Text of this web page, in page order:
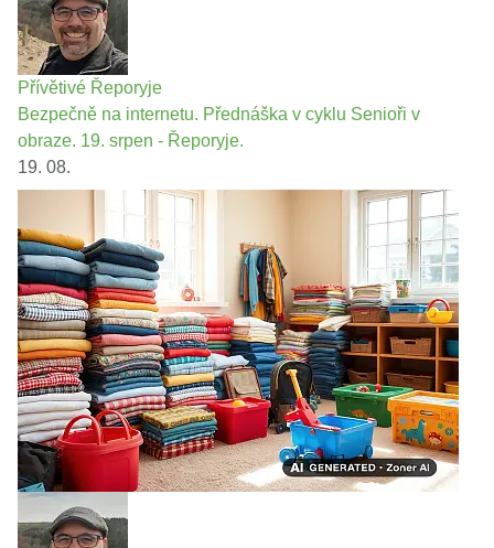
Přívětivé Řeporyje
Bezpečně na internetu. Přednáška v cyklu Senioři v
obraze. 19. srpen - Řeporyje.
19. 08.